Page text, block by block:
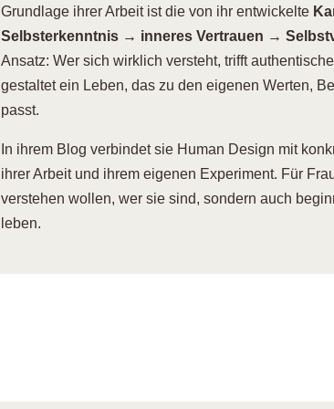
Grundlage ihrer Arbeit ist die von ihr entwickelte
Selbsterkenntnis → inneres Vertrauen →
Ansatz: Wer sich wirklich versteht, trifft
gestaltet ein Leben, das zu den eigenen Werten,
passt.
n ihrem Blog verbindet sie Human Design mit
ihrer Arbeit und ihrem eigenen Experiment. Für
verstehen wollen, wer sie sind, sondern auch
leben.